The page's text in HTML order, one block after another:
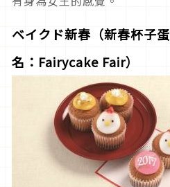
ベイクド新春（新春杯子
名：Fairycake Fair）